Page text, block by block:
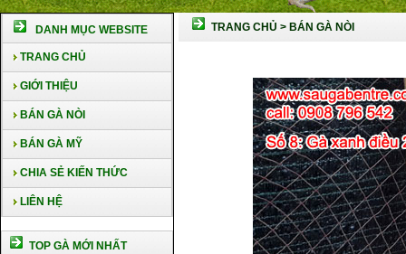
DANH MỤC WEBSITE
TRANG CHỦ
GIỚI THIỆU
BÁN GÀ NÒI
BÁN GÀ MỸ
CHIA SẺ KIẾN THỨC
LIÊN HỆ
TOP GÀ MỚI NHẤT
TRANG CHỦ > BÁN GÀ NÒI